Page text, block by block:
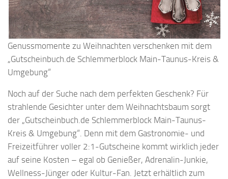
Genussmomente zu Weihnachten verschenken mit dem
„Gutscheinbuch.de Schlemmerblock Main-Taunus-Kreis &
Umgebung“
Noch auf der Suche nach dem perfekten Geschenk? Für
strahlende Gesichter unter dem Weihnachtsbaum sorgt
der „Gutscheinbuch.de Schlemmerblock Main-Taunus-
Kreis & Umgebung“. Denn mit dem Gastronomie- und
Freizeitführer voller 2:1-Gutscheine kommt wirklich jeder
auf seine Kosten – egal ob Genießer, Adrenalin-Junkie,
Wellness-Jünger oder Kultur-Fan. Jetzt erhältlich zum